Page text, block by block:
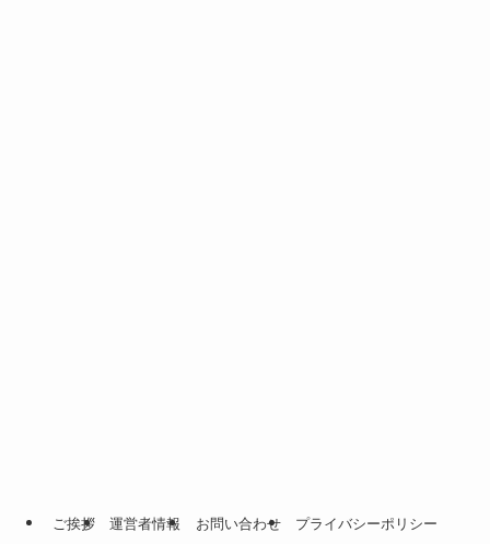
ご挨拶 運営者情報 お問い合わせ プライバシーポリシー